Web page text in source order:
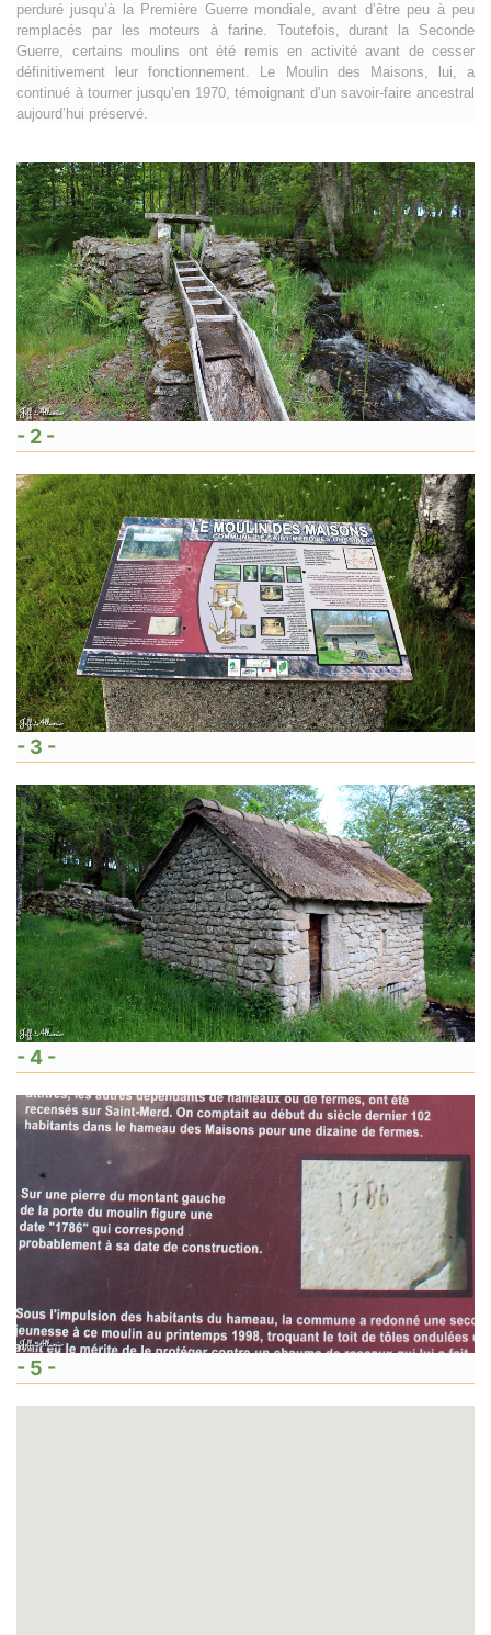
perduré jusqu’à la Première Guerre mondiale, avant d’être peu à peu
remplacés par les moteurs à farine. Toutefois, durant la Seconde
Guerre, certains moulins ont été remis en activité avant de cesser
définitivement leur fonctionnement. Le Moulin des Maisons, lui, a
continué à tourner jusqu’en 1970, témoignant d’un savoir-faire ancestral
aujourd’hui préservé.
- 2 -
- 3 -
- 4 -
- 5 -